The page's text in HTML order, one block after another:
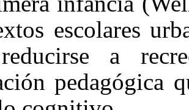
escolares
a
pedagógica